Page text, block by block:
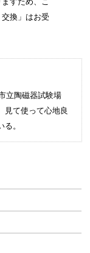
換」はお受
立陶磁器試験場
見て使って心地良
。